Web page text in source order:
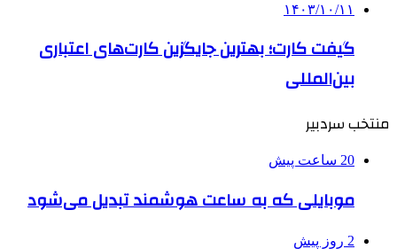
۱۴۰۳/۱۰/۱۱
گیفت کارت؛ بهترین جایگزین کارت‌های اعتباری
بین‌المللی
منتخب سردبیر
20 ساعت پیش
موبایلی که به ساعت هوشمند تبدیل می‌شود
2 روز پیش